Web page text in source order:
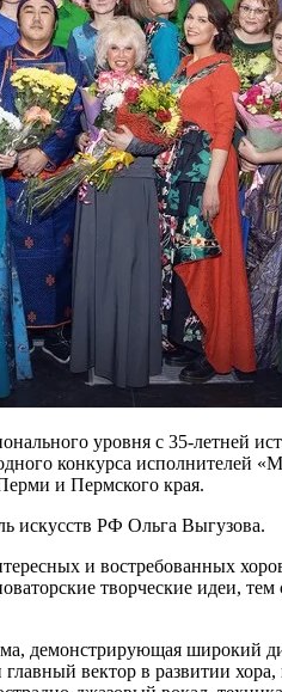
уровня с 35-летней
конкурса исполнителей
и Пермского края.
искусств РФ Ольга Выгузова.
и востребованных
творческие идеи,
демонстрирующая широкий
вектор в развитии